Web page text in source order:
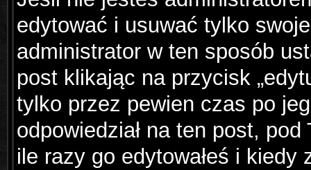
edytować i usuwać tylko
administrator w ten sposób
post klikając na przycisk
tylko przez pewien czas po
odpowiedział na ten post,
ile razy go edytowałeś i kiedy